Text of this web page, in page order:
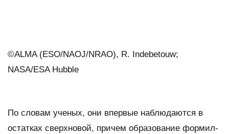
©ALMA (ESO/NAOJ/NRAO), R. Indebetouw;
NASA/ESA Hubble
По словам ученых, они впервые наблюдаются в
остатках сверхновой, причем образование формил-